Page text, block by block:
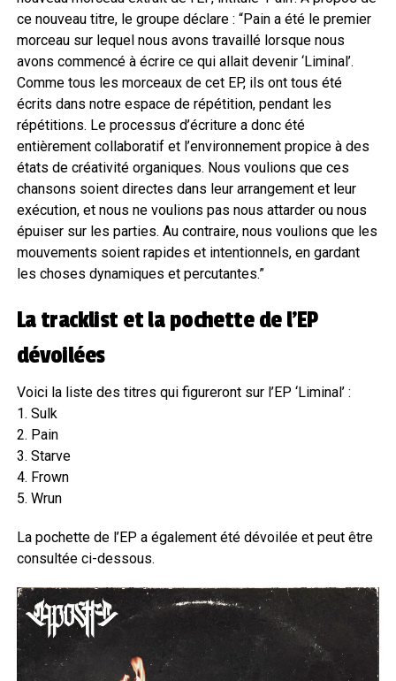
ce nouveau titre, le groupe déclare : “Pain a été le premier
morceau sur lequel nous avons travaillé lorsque nous
avons commencé à écrire ce qui allait devenir ‘Liminal’.
Comme tous les morceaux de cet EP, ils ont tous été
écrits dans notre espace de répétition, pendant les
répétitions. Le processus d’écriture a donc été
entièrement collaboratif et l’environnement propice à des
états de créativité organiques. Nous voulions que ces
chansons soient directes dans leur arrangement et leur
exécution, et nous ne voulions pas nous attarder ou nous
épuiser sur les parties. Au contraire, nous voulions que les
mouvements soient rapides et intentionnels, en gardant
les choses dynamiques et percutantes.”
La tracklist et la pochette de l’EP
dévoilées
Voici la liste des titres qui figureront sur l’EP ‘Liminal’ :
1. Sulk
2. Pain
3. Starve
4. Frown
5. Wrun
La pochette de l’EP a également été dévoilée et peut être
consultée ci-dessous.